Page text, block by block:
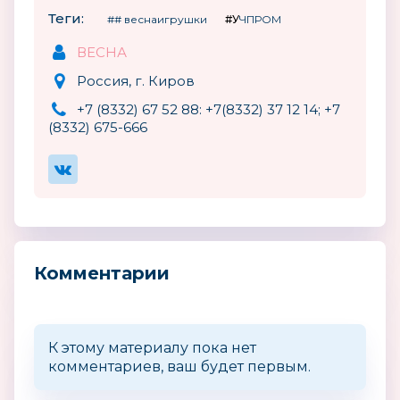
Теги: ## веснаигрушки #УЧПРОМ
ВЕСНА
Россия, г. Киров
+7 (8332) 67 52 88: +7(8332) 37 12 14; +7
(8332) 675-666
Комментарии
К этому материалу пока нет
комментариев, ваш будет первым.